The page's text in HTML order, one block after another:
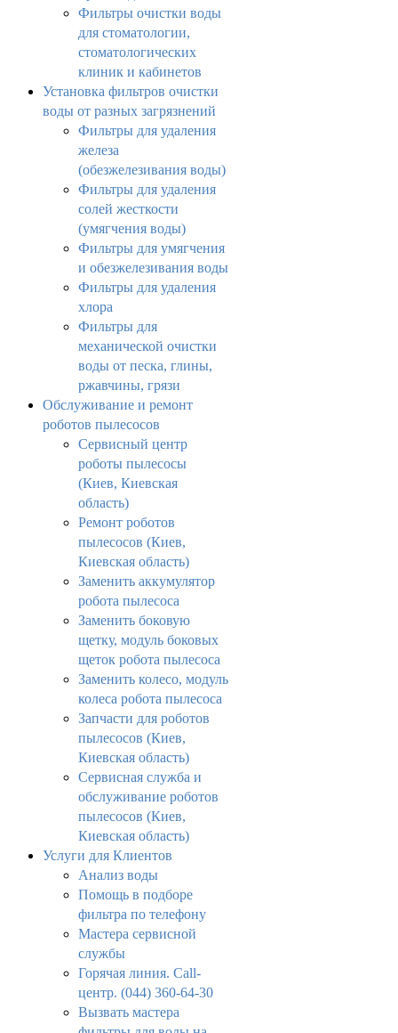
Фильтры очистки воды
для стоматологии,
стоматологических
клиник и кабинетов
Установка фильтров очистки
воды от разных загрязнений
Фильтры для удаления
железа
(обезжелезивания воды)
Фильтры для удаления
солей жесткости
(умягчения воды)
Фильтры для умягчения
и обезжелезивания воды
Фильтры для удаления
хлора
Фильтры для
механической очистки
воды от песка, глины,
ржавчины, грязи
Обслуживание и ремонт
роботов пылесосов
Сервисный центр
роботы пылесосы
(Киев, Киевская
область)
Ремонт роботов
пылесосов (Киев,
Киевская область)
Заменить аккумулятор
робота пылесоса
Заменить боковую
щетку, модуль боковых
щеток робота пылесоса
Заменить колесо, модуль
колеса робота пылесоса
Запчасти для роботов
пылесосов (Киев,
Киевская область)
Сервисная служба и
обслуживание роботов
пылесосов (Киев,
Киевская область)
Услуги для Клиентов
Анализ воды
Помощь в подборе
фильтра по телефону
Мастера сервисной
службы
Горячая линия. Call-
центр. (044) 360-64-30
Вызвать мастера